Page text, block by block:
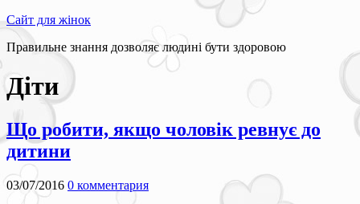
Сайт для жінок
Правильне знання дозволяє людині бути здоровою
Діти
Що робити, якщо чоловік ревнує до
дитини
03/07/2016 0 комментария